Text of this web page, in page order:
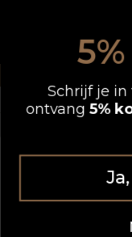
inhoudSchrijf je in
ontvang5%